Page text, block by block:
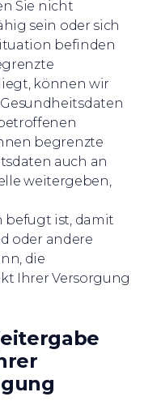
Sie nicht
sein oder sich
befinden
können wir
begrenzte
auch an
weitergeben,
befugt ist, damit
oder andere
die
Ihrer Versorgung